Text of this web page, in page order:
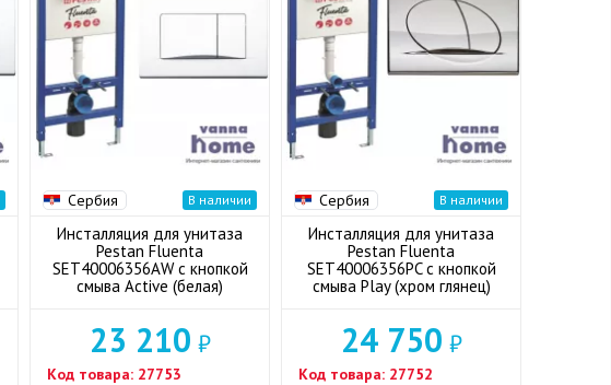
Сербия В наличии
Инсталляция для унитаза
Pestan Fluenta
SET40006356AW с кнопкой
смыва Active (белая)
23 210 ₽
Код товара: 27753
Сербия В наличии
Инсталляция для унитаза
Pestan Fluenta
SET40006356PC с кнопкой
смыва Play (хром глянец)
24 750 ₽
Код товара: 27752